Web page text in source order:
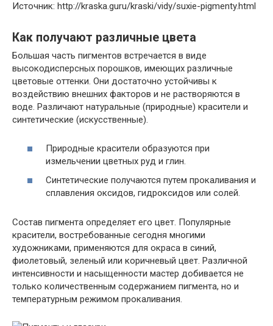
Источник: http://kraska.guru/kraski/vidy/suxie-pigmenty.html
Как получают различные цвета
Большая часть пигментов встречается в виде
высокодисперсных порошков, имеющих различные
цветовые оттенки. Они достаточно устойчивы к
воздействию внешних факторов и не растворяются в
воде. Различают натуральные (природные) красители и
синтетические (искусственные).
Природные красители образуются при
измельчении цветных руд и глин.
Синтетические получаются путем прокаливания и
сплавления оксидов, гидроксидов или солей.
Состав пигмента определяет его цвет. Популярные
красители, востребованные сегодня многими
художниками, применяются для окраса в синий,
фиолетовый, зеленый или коричневый цвет. Различной
интенсивности и насыщенности мастер добивается не
только количественным содержанием пигмента, но и
температурным режимом прокаливания.